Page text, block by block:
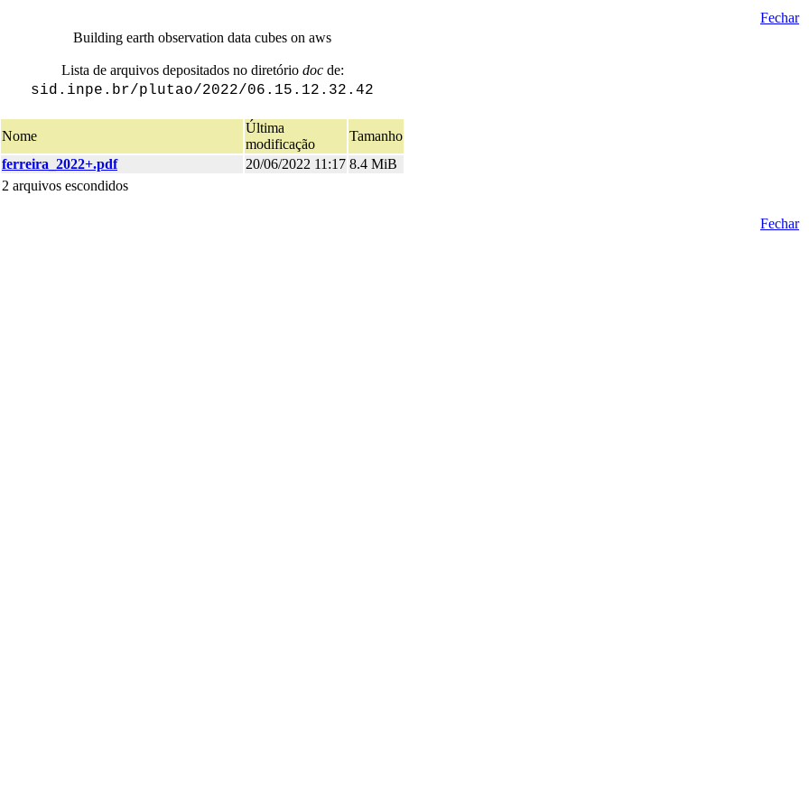
Fechar
Building earth observation data cubes on aws
Lista de arquivos depositados no diretório docde:
sid.inpe.br/plutao/2022/06.15.12.32.42
Nome
Última
modificação
Tamanho
ferreira_2022+.pdf
20/06/2022 11:17 8.4 MiB
2 arquivos escondidos
Fechar